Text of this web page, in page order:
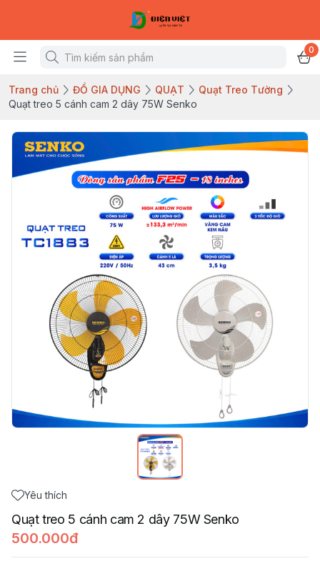
0
Trang chủ ĐỒ GIA DỤNG QUẠT
Quạt Treo Tường
Quạt treo 5 cánh cam 2 dây 75W Senko
Yêu thích
Quạt treo 5 cánh cam 2 dây 75W Senko
500.000đ